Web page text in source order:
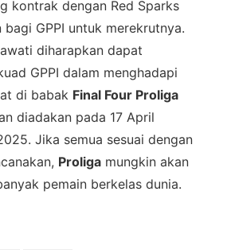
kontrak dengan Red Sparks
bagi GPPI untuk merekrutnya.
diharapkan dapat
GPPI dalam menghadapi
di babak Final Four Proliga
diadakan pada 17 April
Jika semua sesuai dengan
Proliga mungkin akan
pemain berkelas dunia.